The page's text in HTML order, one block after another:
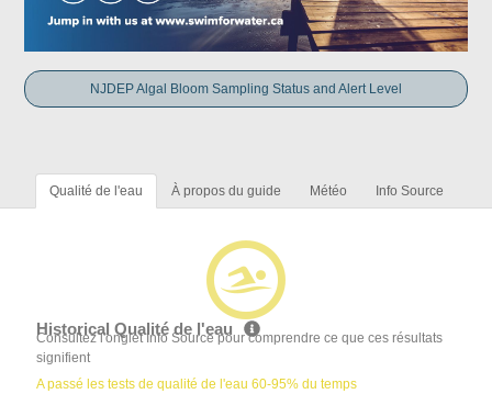
NJDEP Algal Bloom Sampling Status and Alert Level
Qualité de l'eau À propos du guide Météo Info Source
Historical Qualité de l'eau
Consultez l'onglet Info Source pour comprendre ce que ces résultats
signifient
A passé les tests de qualité de l'eau 60-95% du temps